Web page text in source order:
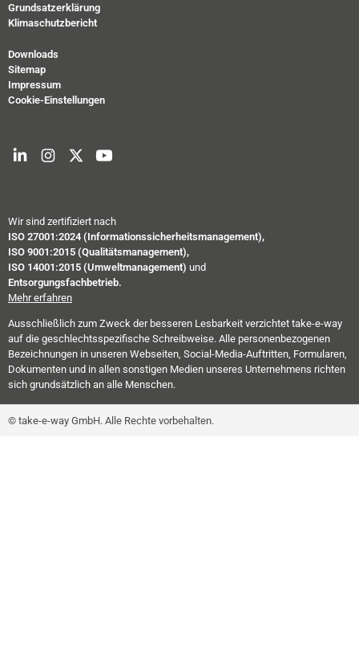
Grundsatzerklärung
Klimaschutzbericht
Downloads
Sitemap
Impressum
Cookie-Einstellungen
Wir sind zertifiziert nach
ISO 27001:2024 (Informationssicherheitsmanagement),
ISO 9001:2015 (Qualitätsmanagement),
ISO 14001:2015 (Umweltmanagement) und
Entsorgungsfachbetrieb.
Mehr erfahren
Ausschließlich zum Zweck der besseren Lesbarkeit verzichtet take-e-way
auf die geschlechtsspezifische Schreibweise. Alle personenbezogenen
Bezeichnungen in unseren Webseiten, Social-Media-Auftritten, Formularen,
Dokumenten und in allen sonstigen Medien unseres Unternehmens richten
sich grundsätzlich an alle Menschen.
© take-e-way GmbH. Alle Rechte vorbehalten.